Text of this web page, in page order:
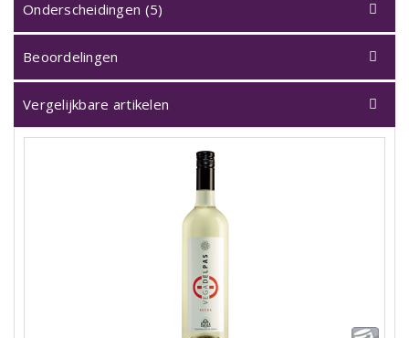
Onderscheidingen (5)
Beoordelingen
Vergelijkbare artikelen